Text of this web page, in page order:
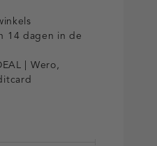
14 dagen in de
| Wero,